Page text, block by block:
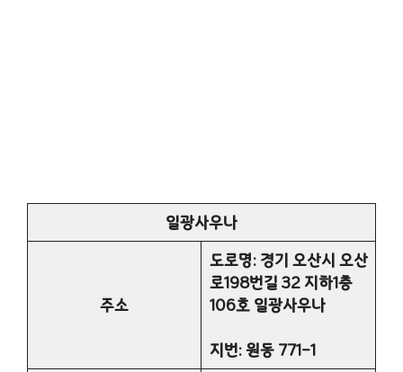
일광사우나
주소
도로명: 경기 오산시 오산
로198번길 32 지하1층
106호 일광사우나
지번: 원동 771-1